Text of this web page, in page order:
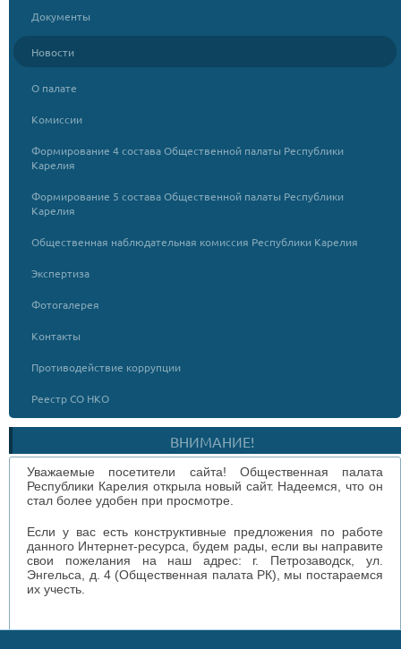
Документы
Новости
О палате
Комиссии
Формирование 4 состава Общественной палаты Республики
Карелия
Формирование 5 состава Общественной палаты Республики
Карелия
Общественная наблюдательная комиссия Республики Карелия
Экспертиза
Фотогалерея
Контакты
Противодействие коррупции
Реестр СО НКО
ВНИМАНИЕ!
Уважаемые посетители сайта! Общественная палата
Республики Карелия открыла новый сайт. Надеемся, что он
стал более удобен при просмотре.
Если у вас есть конструктивные предложения по работе
данного Интернет-ресурса, будем рады, если вы направите
свои пожелания на наш адрес: г. Петрозаводск, ул.
Энгельса, д. 4 (Общественная палата РК), мы постараемся
их учесть.